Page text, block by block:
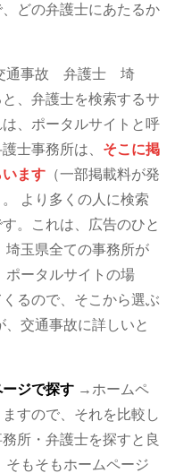
どの弁護士にあたるか
通事故 弁護士 埼
、弁護士を検索するサ
、ポータルサイトと呼
士事務所は、 そこに掲
ます （一部掲載料が発
より多くの人に検索
。これは、広告のひと
埼玉県全ての事務所が
ポータルサイトの場
るので、そこから選ぶ
、交通事故に詳しいと
ジで探す →ホームペ
すので、それを比較し
所・弁護士を探すと良
そもそもホームページ